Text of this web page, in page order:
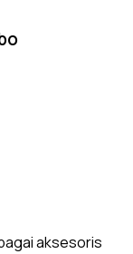
aksesoris